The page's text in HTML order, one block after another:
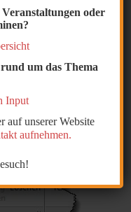
warum in
Abstand“ immer
zwei Flächen
oder
um das Thema
Input
auf unserer Website
aufnehmen.